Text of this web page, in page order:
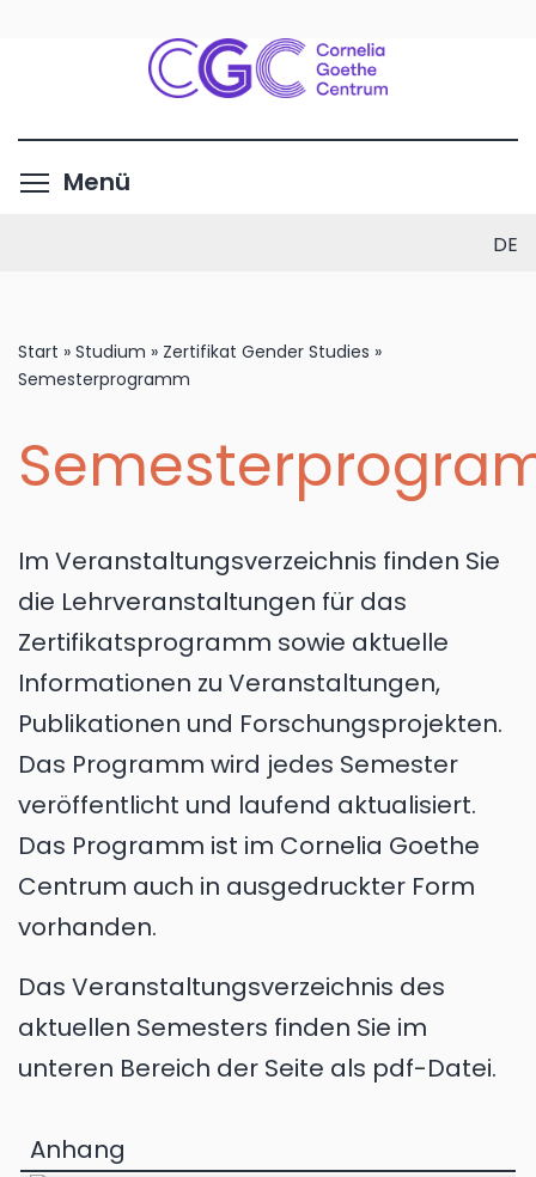
Inhalt
Menü
DE
Start » Studium » Zertifikat Gender Studies »
Semesterprogramm
Im Veranstaltungsverzeichnis finden Sie
die Lehrveranstaltungen für das
Zertifikatsprogramm sowie aktuelle
Informationen zu Veranstaltungen,
Publikationen und Forschungsprojekten.
Das Programm wird jedes Semester
veröffentlicht und laufend aktualisiert.
Das Programm ist im Cornelia Goethe
Centrum auch in ausgedruckter Form
vorhanden.
Das Veranstaltungsverzeichnis des
aktuellen Semesters finden Sie im
unteren Bereich der Seite als pdf-Datei.
Anhang